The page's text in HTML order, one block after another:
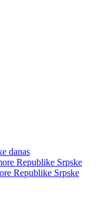
danas
Republike Srpske
Republike Srpske